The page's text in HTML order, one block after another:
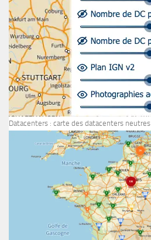
Datacenters : carte des datacenters neutres